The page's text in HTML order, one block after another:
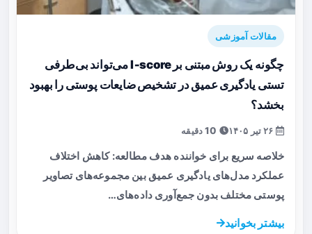
مقالات آموزشی
چگونه یک روش مبتنی بر I‑score می‌تواند بی‌طرفی
تستی یادگیری عمیق در تشخیص ضایعات پوستی را بهبود
بخشد؟
خلاصه سریع برای خواننده هدف مطالعه: کاهش اختلاف
عملکرد مدل‌های یادگیری عمیق بین مجموعه‌های تصاویر
پوستی مختلف بدون جمع‌آوری داده‌های…
بیشتر بخوانید